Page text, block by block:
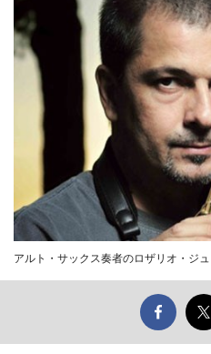
アルト・サックス奏者のロザリオ・ジ